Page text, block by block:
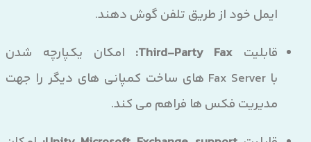
ایمل خود از طریق تلفن گوش دهند.
قابلیت Third-Party Fax:
امکان یکپارچه شدن
با Fax Server های ساخت کمپانی های دیگر را جهت
مدیریت فکس ها فراهم می کند.